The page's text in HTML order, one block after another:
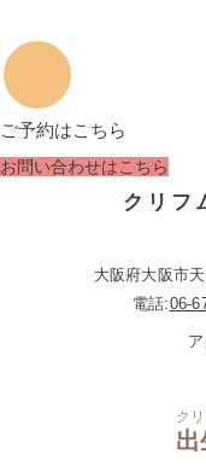
ご予約はこちら
お問い合わせはこちら
クリフ
大阪府大阪市
電話:06-
ク
出